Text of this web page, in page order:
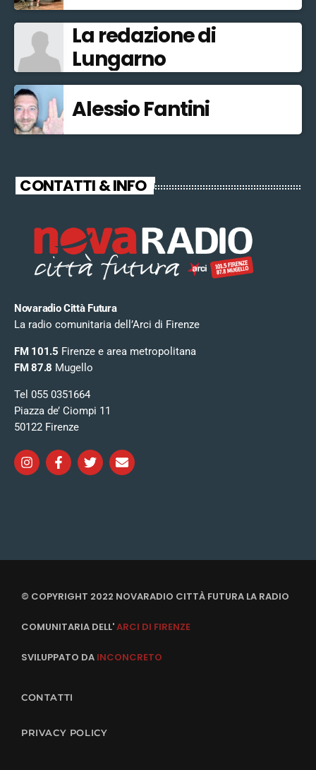
La redazione di
Lungarno
Alessio Fantini
CONTATTI & INFO
Novaradio Città Futura
La radio comunitaria dell’Arci di Firenze
FM 101.5 Firenze e area metropolitana
FM 87.8 Mugello
Tel 055 0351664
Piazza de’ Ciompi 11
50122 Firenze
© COPYRIGHT 2022 NOVARADIO CITTÀ FUTURA LA RADIO
COMUNITARIA DELL'ARCI DI FIRENZE
SVILUPPATO DA INCONCRETO
CONTATTI
PRIVACY POLICY